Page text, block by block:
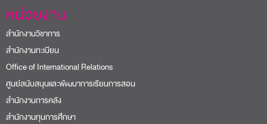
หน่วยงาน
สำนักงานวิชาการ
สำนักงานทะเบียน
Office of International Relations
ศูนย์สนับสนุนและพัฒนาการเรียนการสอน
สำนักงานการคลัง
สำนักงานทุนการศึกษา